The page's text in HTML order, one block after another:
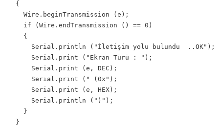
  {
    Wire.beginTransmission (e);
    if (Wire.endTransmission () == 0)
    {
      Serial.println ("İletişim yolu bulundu  ..OK");
      Serial.print ("Ekran Türü : ");
      Serial.print (e, DEC);
      Serial.print (" (0x");
      Serial.print (e, HEX);
      Serial.println (")");
    }
  }